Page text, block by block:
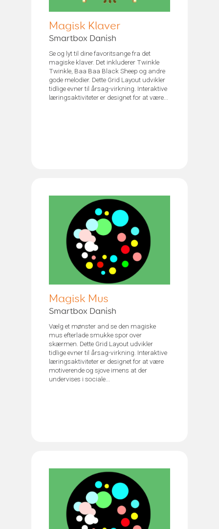
Magisk Klaver
Smartbox Danish
Se og lyt til dine favoritsange fra det
magiske klaver. Det inkluderer Twinkle
Twinkle, Baa Baa Black Sheep og andre
gode melodier. Dette Grid Layout udvikler
tidlige evner til årsag-virkning. Interaktive
læringsaktiviteter er designet for at være...
Magisk Mus
Smartbox Danish
Vælg et mønster and se den magiske
mus efterlade smukke spor over
skærmen. Dette Grid Layout udvikler
tidlige evner til årsag-virkning. Interaktive
læringsaktiviteter er designet for at være
motiverende og sjove imens at der
undervises i sociale...